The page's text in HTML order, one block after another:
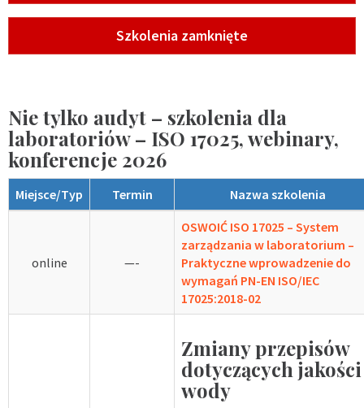
Szkolenia zamknięte
Nie tylko audyt – szkolenia dla
laboratoriów – ISO 17025, webinary,
konferencje 2026
Miejsce/Typ Termin Nazwa szkolenia
online —-
OSWOIĆ ISO 17025 – System
zarządzania w laboratorium –
Praktyczne wprowadzenie do
wymagań PN-EN ISO/IEC
17025:2018-02
Zmiany przepisów
dotyczących jakości
wody